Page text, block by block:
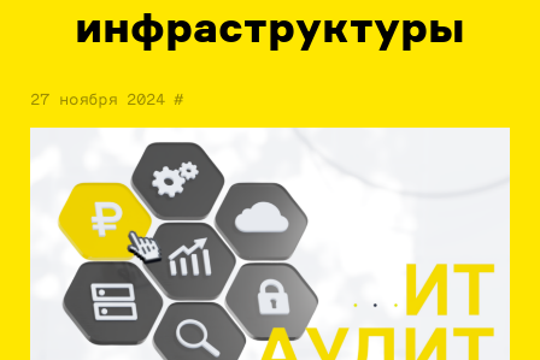
инфраструктуры
27 ноября 2024 #